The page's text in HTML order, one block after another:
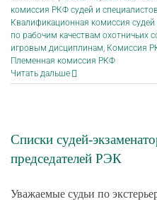
комиссия РКФ судей и
Квалификационная комиссия судей
по рабочим качествам охотничьих
игровым дисциплинам, Комиссия
Племенная комиссия РКФ
Читать дальше
Списки судей-
председателей РЭК
Уважаемые судьи по